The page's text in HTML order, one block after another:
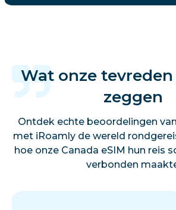
Wat onze
zeggen
Ontdek echte beoordelingen
met iRoamly de wereld
hoe onze Canada eSIM hun reis
verbonden